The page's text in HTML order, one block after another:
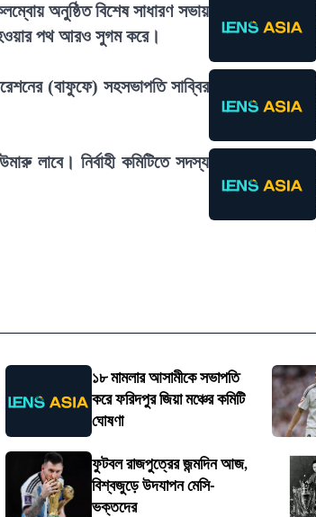
অনুষ্ঠিত বিশেষ সাধারণ সভায়
হওয়ার পথ আরও সুগম করে।
(বাফুফে) সহসভাপতি সাব্বির
লাবে। নির্বাহী কমিটিতে সদস্য
১৮ মামলার আসামীকে সভাপতি
করে ফরিদপুর জিয়া মঞ্চের কমিটি
ঘোষণা
ফুটবল রাজপুত্রের জন্মদিন আজ,
বিশ্বজুড়ে উদযাপন মেসি-
ভক্তদের